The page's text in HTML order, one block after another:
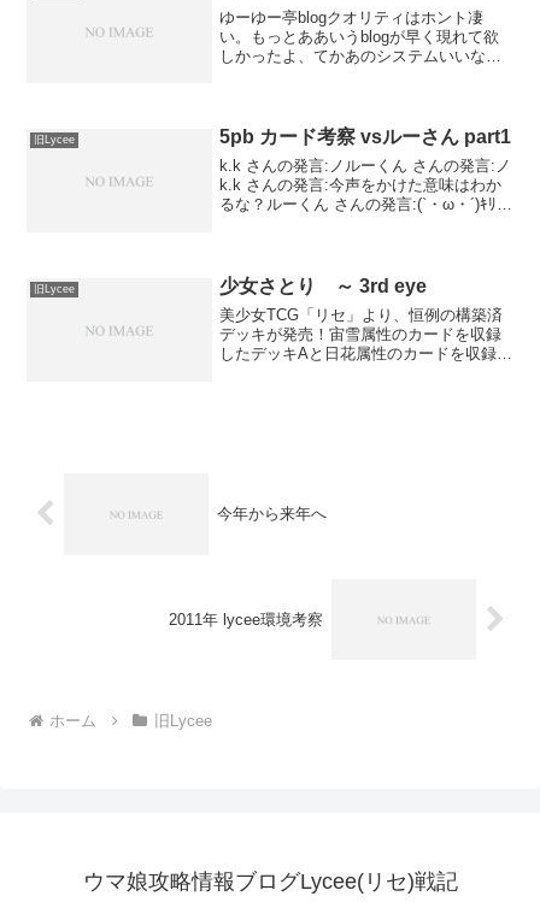
ゆーゆー亭blogクオリティはホント凄
い。もっとああいうblogが早く現れて欲
しかったよ、てかあのシステムいいな
こちらドローか...
旧Lycee 5pb カード考察 vsルーさん part1
k.k さんの発言:ノルーくん さんの発言:ノ
k.k さんの発言:今声をかけた意味はわか
るな？ルーくん さんの発言:(`・ω・´)ｷﾘｯ
旧Lycee 少女さとり ～ 3rd eye
美少女TCG「リセ」より、恒例の構築済
デッキが発売！宙雪属性のカードを収録
したデッキAと日花属性のカードを収録し
今年から来年へ
2011年 lycee環境考察
ホーム 旧Lycee
ウマ娘攻略情報ブログLycee(リセ)戦記